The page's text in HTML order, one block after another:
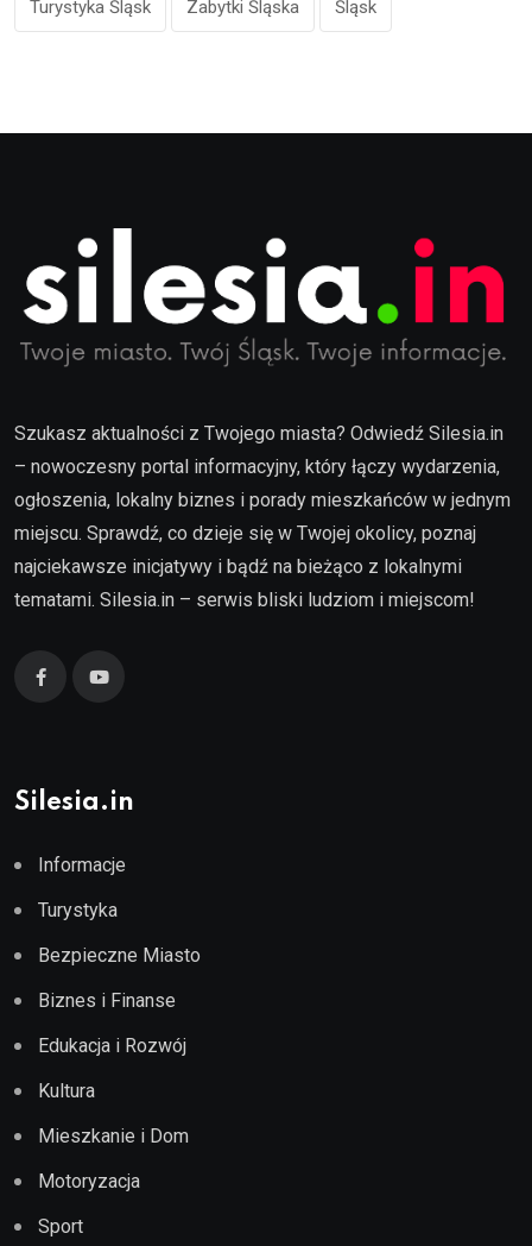
Turystyka Śląsk Zabytki Śląska Śląsk
Szukasz aktualności z Twojego miasta? Odwiedź Silesia.in
– nowoczesny portal informacyjny, który łączy wydarzenia,
ogłoszenia, lokalny biznes i porady mieszkańców w jednym
miejscu. Sprawdź, co dzieje się w Twojej okolicy, poznaj
najciekawsze inicjatywy i bądź na bieżąco z lokalnymi
tematami. Silesia.in – serwis bliski ludziom i miejscom!
Silesia.in
Informacje
Turystyka
Bezpieczne Miasto
Biznes i Finanse
Edukacja i Rozwój
Kultura
Mieszkanie i Dom
Motoryzacja
Sport